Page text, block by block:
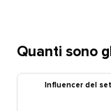
Quanti sono
Influencer del